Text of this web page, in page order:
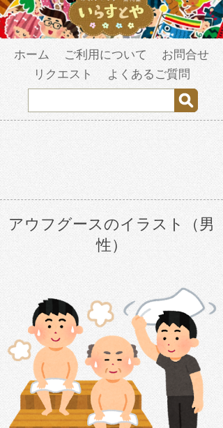
ホーム ご利用について
お問合せ
リクエスト
よくあるご質問
アウフグースのイラスト（男
性）